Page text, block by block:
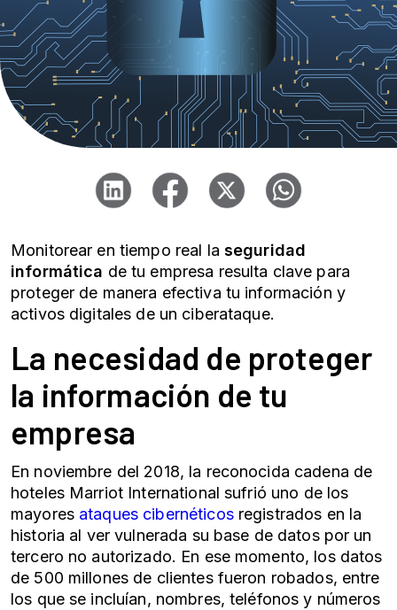
Monitorear en tiempo real la seguridad
informática de tu empresa resulta clave para
proteger de manera efectiva tu información y
activos digitales de un ciberataque.
La necesidad de proteger
la información de tu
empresa
En noviembre del 2018, la reconocida cadena de
hoteles Marriot International sufrió uno de los
mayores ataques cibernéticos registrados en la
historia al ver vulnerada su base de datos por un
tercero no autorizado. En ese momento, los datos
de 500 millones de clientes fueron robados, entre
los que se incluían, nombres, teléfonos y números